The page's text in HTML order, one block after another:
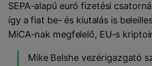
SEPA-alapú euró fizetési
így a fiat be- és kiutalás is
MiCA-nak megfelelő, EU-s
Mike Belshe vezérigazgató